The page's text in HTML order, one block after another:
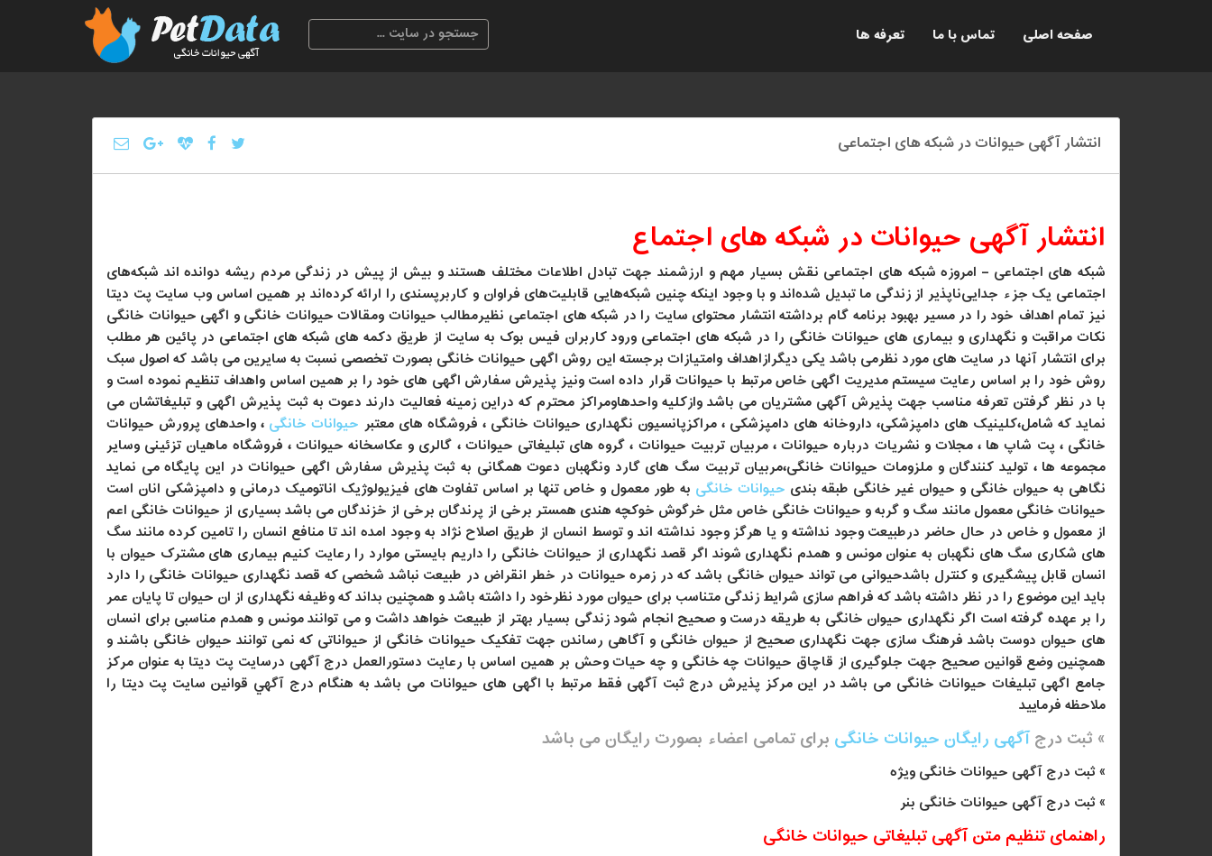
صفحه اصلی تماس با ما تعرفه ها
انتشار آگهی حیوانات در شبکه های اجتماعی
انتشار آگهی حیوانات در شبکه های اجتماع
شبکه های اجتماعی – امروزه شبکه های اجتماعی نقش بسیار مهم و ارزشمند جهت تبادل اطلاعات مختلف هستند و بیش از پیش در زندگی مردم ریشه دوانده اند شبکه‌های
اجتماعی یک جزء‌ جدایی‌ناپذیر از زندگی ما تبدیل شده‌اند و با وجود اینکه چنین شبکه‌هایی قابلیت‌های فراوان و کاربرپسندی را ارائه کرده‌اند بر همین اساس وب سایت پت دیتا
نیز تمام اهداف خود را در مسیر بهبود برنامه گام برداشته انتشار محتوای سایت را در شبکه های اجتماعی نظیرمطالب حیوانات ومقالات حیوانات خانگی و اگهی حیوانات خانگی
نکات مراقبت و نگهداری و بیماری های حیوانات خانگی را در شبکه های اجتماعی ورود کاربران فیس بوک به سایت از طریق دکمه های شبکه های اجتماعی در پائین هر مطلب
برای انتشار آنها در سایت های مورد نظرمی باشد یکی دیگرازاهداف وامتیازات برجسته این روش اگهی حیوانات خانگی بصورت تخصصی نسبت به سایرین می باشد که اصول سبک
روش خود را بر اساس رعایت سیستم مدیریت اگهی خاص مرتبط با حیوانات قرار داده است ونیز پذیرش سفارش اگهی های خود را بر همین اساس واهداف تنظیم نموده است و
با در نظر گرفتن تعرفه مناسب جهت پذیرش آگهی مشتریان می باشد وازکلیه واحدهاومراکز محترم که دراین زمینه فعالیت دارند دعوت به ثبت پذیرش اگهی و تبلیغاتشان می
نماید که شامل،کلینیک های دامپزشکی، داروخانه های دامپزشکی ، مراکزپانسیون نگهداری حیوانات خانگی ، فروشگاه های معتبر حیوانات خانگی ، واحدهای پرورش حیوانات
خانگی ، پت شاپ ها ، مجلات و نشریات درباره حیوانات ، مربیان تربیت حیوانات ، گروه های تبلیغاتی حیوانات ، گالری و عکاسخانه حیوانات ، فروشگاه ماهیان تزئینی وسایر
مجموعه ها ، تولید کنندگان و ملزومات حیوانات خانگی،مربیان تربیت سگ های گارد ونگهبان دعوت همگانی به ثبت پذیرش سفارش اگهی حیوانات در این پایگاه می نماید
نگاهی به حیوان خانگی و حیوان غیر خانگی طبقه بندی حیوانات خانگی به طور معمول و خاص تنها بر اساس تفاوت های فیزیولوژیک اناتومیک درمانی و دامپزشکی انان است
حیوانات خانگی معمول مانند سگ و گربه و حیوانات خانگی خاص مثل خرگوش خوکچه هندی همستر برخی از پرندگان برخی از خزندگان می باشد بسیاری از حیوانات خانگی اعم
از معمول و خاص در حال حاضر درطبیعت وجود نداشته و یا هرگز وجود نداشته اند و توسط انسان از طریق اصلاح نژاد به وجود امده اند تا منافع انسان را تامین کرده مانند سگ
های شکاری سگ های نگهبان به عنوان مونس و همدم نگهداری شوند اگر قصد نگهداری از حیوانات خانگی را داریم بایستی موارد را رعایت کنیم بیماری های مشترک حیوان با
انسان قابل پیشگیری و کنترل باشدحیوانی می تواند حیوان خانگی باشد که در زمره حیوانات در خطر انقراض در طبیعت نباشد شخصی که قصد نگهداری حیوانات خانگی را دارد
باید این موضوع را در نظر داشته باشد که فراهم سازی شرایط زندگی متناسب برای حیوان مورد نظرخود را داشته باشد و همچنین بداند که وظیفه نگهداری از ان حیوان تا پایان عمر
را بر عهده گرفته است اگر نگهداری حیوان خانگی به طریقه درست و صحیح انجام شود زندگی بسیار بهتر از طبیعت خواهد داشت و می توانند مونس و همدم مناسبی برای انسان
های حیوان دوست باشد فرهنگ سازی جهت نگهداری صحیح از حیوان خانگی و آگاهی رساندن جهت تفکیک حیوانات خانگی از حیواناتی که نمی توانند حیوان خانگی باشند و
همچنین وضع قوانین صحیح جهت جلوگیری از قاچاق حیوانات چه خانگی و چه حیات وحش بر همین اساس با رعایت دستورالعمل درج آگهی‌ درسایت پت دیتا به عنوان مرکز
جامع اگهی تبلیغات حیوانات خانگی می باشد در این مرکز پذیرش درج ثبت آگهی فقط مرتبط با اگهی های حیوانات می باشد به هنگام درج آگهي قوانين سایت پت دیتا را
ملاحظه فرماييد
» ثبت درجآگهی رایگان حیوانات خانگی برای تمامی اعضاء بصورت رایگان می باشد
» ثبت درج آگهی حیوانات خانگی ویژه
» ثبت درج آگهی حیوانات خانگی بنر
راهنمای تنظیم متن آگهی تبلیغاتی حیوانات خانگی